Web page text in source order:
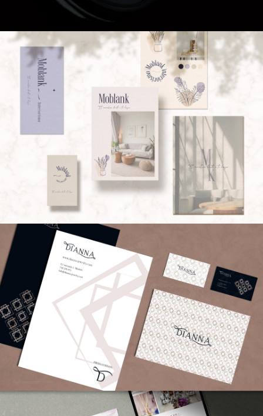
CORPORATIVO
CORPORATIVO